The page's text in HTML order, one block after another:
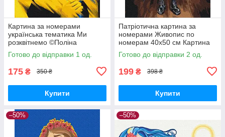
Картина за номерами
українська тематика Ми
розквітнемо ©Поліна
Скурихіна 40х50 Патріотична
BrushMe BS53071
Готово до відправки 1 од.
175 ₴ 350 ₴
Купити
Патріотична картина за
номерами Живопис по
номерам 40х50 см Картина
за номерами Стефанія
Brushme BS53341
Готово до відправки 2 од.
199 ₴ 398 ₴
Купити
–50% –50%